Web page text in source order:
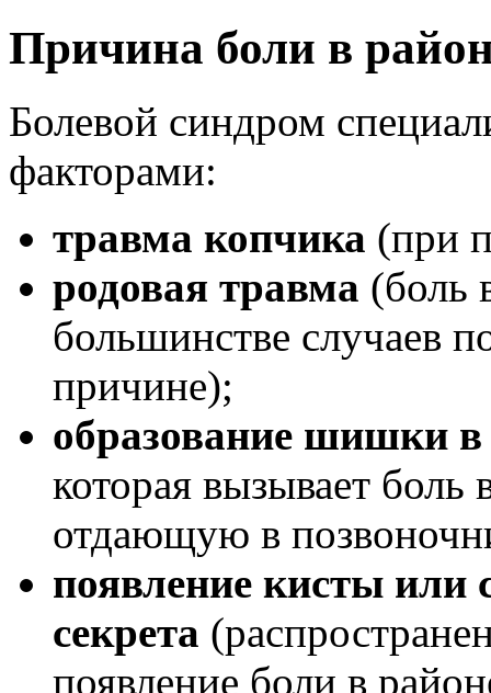
Причина боли в
Болевой синдром
факторами:
травма копчика (при
родовая травма (боль
большинстве случаев
причине);
образование шишки
которая вызывает боль
отдающую в
появление кисты или
секрета
появление боли в